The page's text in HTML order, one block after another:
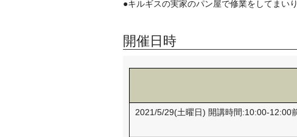
●キルギスの実家のパン屋で修業をしてまい
開催日時
2021/5/29(土曜日) 開講時間:10:00-